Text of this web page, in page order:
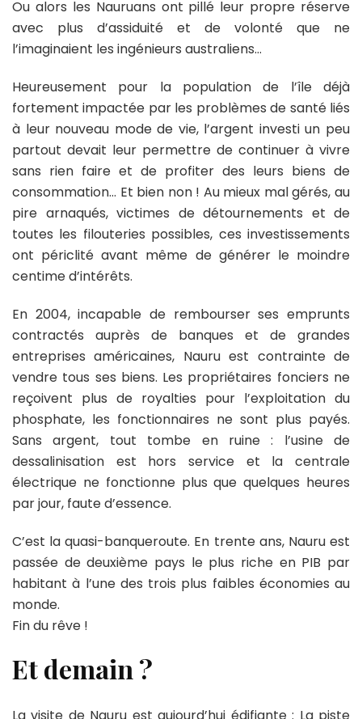
Ou alors les Nauruans ont pillé leur propre réserve
avec plus d’assiduité et de volonté que ne
l’imaginaient les ingénieurs australiens…
Heureusement pour la population de l’île déjà
fortement impactée par les problèmes de santé liés
à leur nouveau mode de vie, l’argent investi un peu
partout devait leur permettre de continuer à vivre
sans rien faire et de profiter des leurs biens de
consommation… Et bien non ! Au mieux mal gérés, au
pire arnaqués, victimes de détournements et de
toutes les filouteries possibles, ces investissements
ont périclité avant même de générer le moindre
centime d’intérêts.
En 2004, incapable de rembourser ses emprunts
contractés auprès de banques et de grandes
entreprises américaines, Nauru est contrainte de
vendre tous ses biens. Les propriétaires fonciers ne
reçoivent plus de royalties pour l’exploitation du
phosphate, les fonctionnaires ne sont plus payés.
Sans argent, tout tombe en ruine : l’usine de
dessalinisation est hors service et la centrale
électrique ne fonctionne plus que quelques heures
par jour, faute d’essence.
C’est la quasi-banqueroute. En trente ans, Nauru est
passée de deuxième pays le plus riche en PIB par
habitant à l’une des trois plus faibles économies au
monde.
Fin du rêve !
Et demain ?